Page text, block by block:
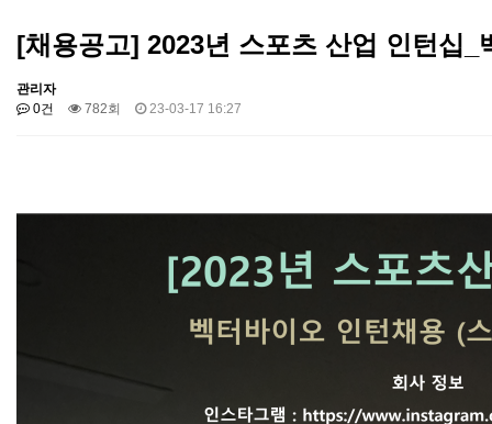
[채용공고] 2023년 스포츠 산업 인턴십_
관리자
0건
782회 23-03-17 16:27